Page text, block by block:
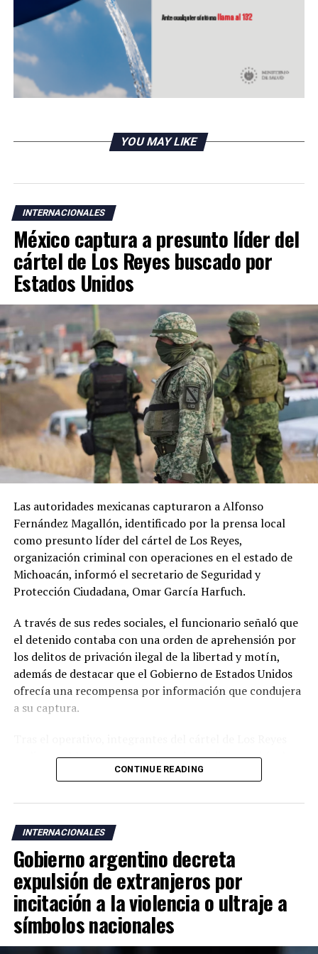
YOU MAY LIKE
INTERNACIONALES
México captura a presunto líder del
cártel de Los Reyes buscado por
Estados Unidos
Las autoridades mexicanas capturaron a Alfonso
Fernández Magallón, identificado por la prensa local
como presunto líder del cártel de Los Reyes,
organización criminal con operaciones en el estado de
Michoacán, informó el secretario de Seguridad y
Protección Ciudadana, Omar García Harfuch.
A través de sus redes sociales, el funcionario señaló que
el detenido contaba con una orden de aprehensión por
los delitos de privación ilegal de la libertad y motín,
además de destacar que el Gobierno de Estados Unidos
ofrecía una recompensa por información que condujera
a su captura.
realizaron bloqueos carreteros e incendiaron vehículos
en dos municipios de Michoacán, en aparente reacción a
las autoridades mantienen el control de la situación y
garantizan la seguridad en la entidad.
Michoacán, considerado uno de los principales polos
agroexportadores de México y sede de un importante
puerto sobre el océano Pacífico, ha sido escenario de
disputas entre grupos del crimen organizado vinculadas
al narcotráfico, la extorsión y otras actividades ilícitas.
CONTINUE READING
INTERNACIONALES
Gobierno argentino decreta
expulsión de extranjeros por
incitación a la violencia o ultraje a
símbolos nacionales